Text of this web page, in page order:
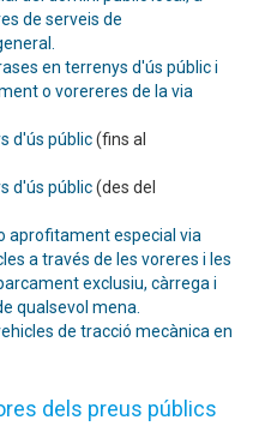
de serveis de
en terrenys d'ús públic i
o vorereres de la via
d'ús públic(fins al
d'ús públic(des del
aprofitament especial via
a través de les voreres i les
exclusiu, càrrega i
qualsevol mena.
de tracció mecànica en
dels preus públics